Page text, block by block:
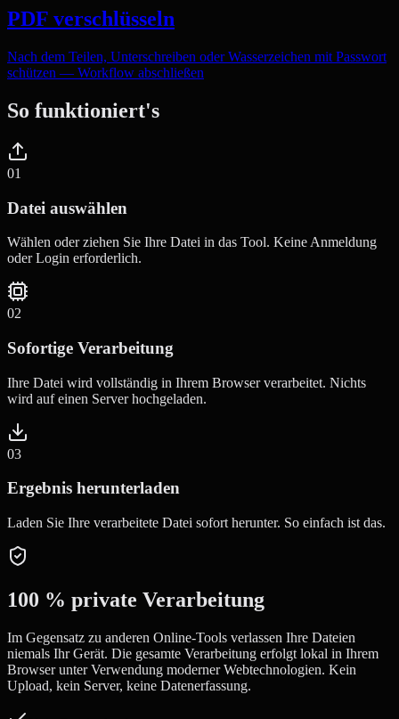
PDF verschlüsseln
Nach dem Teilen, Unterschreiben oder Wasserzeichen mit Passwort
schützen — Workflow abschließen
So funktioniert's
01
Datei auswählen
Wählen oder ziehen Sie Ihre Datei in das Tool. Keine Anmeldung
oder Login erforderlich.
02
Sofortige Verarbeitung
Ihre Datei wird vollständig in Ihrem Browser verarbeitet. Nichts
wird auf einen Server hochgeladen.
03
Ergebnis herunterladen
Laden Sie Ihre verarbeitete Datei sofort herunter. So einfach ist das.
100 % private Verarbeitung
Im Gegensatz zu anderen Online-Tools verlassen Ihre Dateien
niemals Ihr Gerät. Die gesamte Verarbeitung erfolgt lokal in Ihrem
Browser unter Verwendung moderner Webtechnologien. Kein
Upload, kein Server, keine Datenerfassung.